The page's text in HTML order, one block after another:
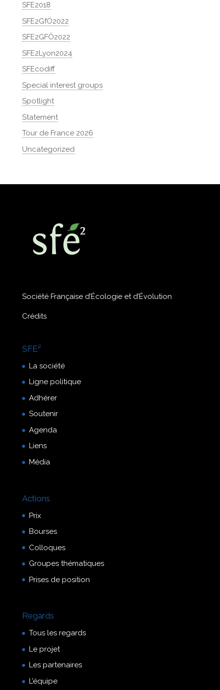
SFE2018
SFE2GfÖ2022
SFE2GFÖ2022
SFE2Lyon2024
SFEcodiff
Special interest groups
Spotlight
Statement
Tour de France 2026
Uncategorized
Société Française d’Écologie et d’Évolution
Crédits
SFE²
La société
Ligne politique
Adhérer
Soutenir
Agenda
Liens
Média
Actions
Prix
Bourses
Colloques
Groupes thématiques
Prises de position
Regards
Tous les regards
Le projet
Les partenaires
L’équipe